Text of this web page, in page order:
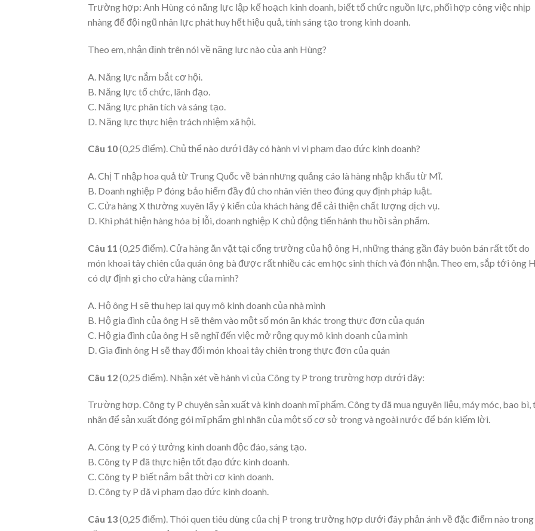
Trường hợp: Anh Hùng có năng lực lập kế hoạch kinh doanh, biết tổ chức nguồn lực, phối hợp công việc nhịp
nhàng để đội ngũ nhân lực phát huy hết hiệu quả, tính sáng tạo trong kinh doanh.
Theo em, nhận định trên nói về năng lực nào của anh Hùng?
A. Năng lực nắm bắt cơ hội.
B. Năng lực tổ chức, lãnh đạo.
C. Năng lực phân tích và sáng tạo.
D. Năng lực thực hiện trách nhiệm xã hội.
Câu 10(0,25 điểm). Chủ thể nào dưới đây có hành vi vi phạm đạo đức kinh doanh?
A. Chị T nhập hoa quả từ Trung Quốc về bán nhưng quảng cáo là hàng nhập khẩu từ Mĩ.
B. Doanh nghiệp P đóng bảo hiểm đầy đủ cho nhân viên theo đúng quy định pháp luật.
C. Cửa hàng X thường xuyên lấy ý kiến của khách hàng để cải thiện chất lượng dịch vụ.
D. Khi phát hiện hàng hóa bị lỗi, doanh nghiệp K chủ động tiến hành thu hồi sản phẩm.
Câu 11 (0,25 điểm). Cửa hàng ăn vặt tại cổng trường của hộ ông H, những tháng gần đây buôn bán rất tốt do
món khoai tây chiên của quán ông bà được rất nhiều các em học sinh thích và đón nhận. Theo em, sắp tới ông
có dự định gì cho cửa hàng của mình?
A. Hộ ông H sẽ thu hẹp lại quy mô kinh doanh của nhà mình
B. Hộ gia đình của ông H sẽ thêm vào một số món ăn khác trong thực đơn của quán
C. Hộ gia đình của ông H sẽ nghĩ đến việc mở rộng quy mô kinh doanh của mình
D. Gia đình ông H sẽ thay đổi món khoai tây chiên trong thực đơn của quán
Câu 12(0,25 điểm). Nhận xét về hành vi của Công ty P trong trường hợp dưới đây:
Trường hợp. Công ty P chuyên sản xuất và kinh doanh mĩ phẩm. Công ty đã mua nguyên liệu, máy móc, bao bì,
nhãn để sản xuất đóng gói mĩ phẩm ghi nhãn của một số cơ sở trong và ngoài nước để bán kiếm lời.
A. Công ty P có ý tưởng kinh doanh độc đáo, sáng tạo.
B. Công ty P đã thực hiện tốt đạo đức kinh doanh.
C. Công ty P biết nắm bắt thời cơ kinh doanh.
D. Công ty P đã vi phạm đạo đức kinh doanh.
Câu 13(0,25 điểm). Thói quen tiêu dùng của chị P trong trường hợp dưới đây phản ánh về đặc điểm nào trong